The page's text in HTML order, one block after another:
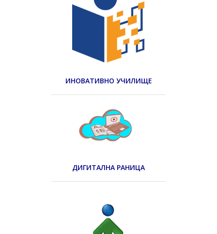
ИНОВАТИВНО УЧИЛИЩЕ
ДИГИТАЛНА РАНИЦА